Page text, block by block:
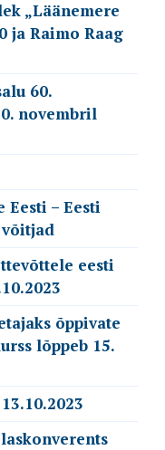
„Läänemere
ja Raimo Raag
60.
novembril
Eesti – Eesti
eesti
õppivate
lõppeb 15.